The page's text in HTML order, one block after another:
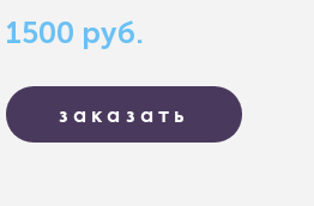
1500 руб.
заказать